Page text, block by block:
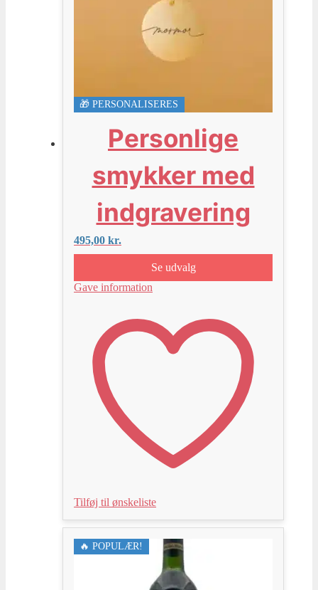
🎁 PERSONALISERES
Personlige
smykker med
indgravering
495,00 kr.
Se udvalg
Gave information
Tilføj til ønskeliste
🔥 POPULÆR!